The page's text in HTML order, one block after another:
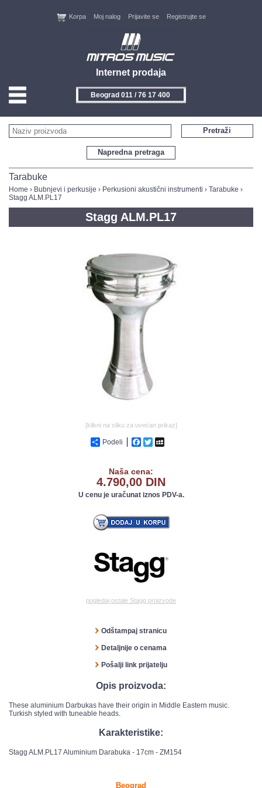
Internet prodaja
Korpa Moj nalog Prijavite se Registrujte se
Beograd 011 / 76 17 400
HOME
KONTAKT
NOVITETI
FEEDBACK
GALERIJA
Napredna pretraga
Pretraži
Tarabuke
Home › Bubnjevi i perkusije › Perkusioni akustični instrumenti › Tarabuke ›
Stagg ALM.PL17
Stagg ALM.PL17
[klikni na sliku za uvećan prikaz]
Podeli Facebook
Twitter
Naša cena:
4.790,00 DIN
U cenu je uračunat iznos PDV-a.
pogledaj ostale Stagg proizvode
Odštampaj stranicu
Detaljnije o cenama
Pošalji link prijatelju
Opis proizvoda:
These aluminium Darbukas have their origin in Middle Eastern music.
Turkish styled with tuneable heads.
Karakteristike:
Stagg ALM.PL17 Aluminium Darabuka - 17cm - ZM154
Beograd